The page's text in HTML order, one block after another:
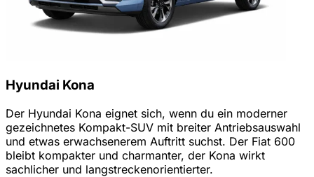
Hyundai Kona
Der Hyundai Kona eignet sich, wenn du ein moderner
gezeichnetes Kompakt-SUV mit breiter Antriebsauswahl
und etwas erwachsenerem Auftritt suchst. Der Fiat 600
bleibt kompakter und charmanter, der Kona wirkt
sachlicher und langstreckenorientierter.